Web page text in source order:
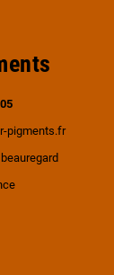
pigments.fr